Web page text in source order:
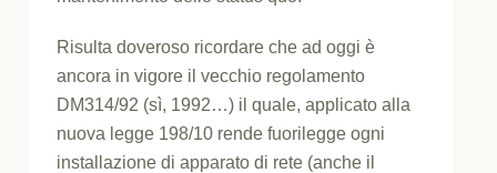
Risulta doveroso ricordare che ad oggi è
ancora in vigore il vecchio regolamento
DM314/92 (sì, 1992…) il quale, applicato alla
nuova legge 198/10 rende fuorilegge ogni
installazione di apparato di rete (anche il